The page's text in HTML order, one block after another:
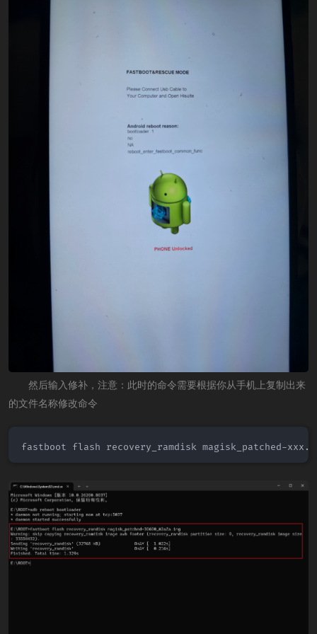
然后输入修补，注意：此时的命令需要根据你从手机上复制出来
的文件名称修改命令
fastboot flash recovery_ramdisk magisk_patched-